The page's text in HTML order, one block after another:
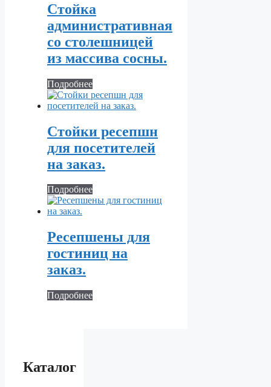
Стойка
административная
со столешницей
из массива сосны.
Подробнее
Стойки ресепшн
для посетителей
на заказ.
Подробнее
Ресепшены для
гостиниц на
заказ.
Подробнее
Каталог